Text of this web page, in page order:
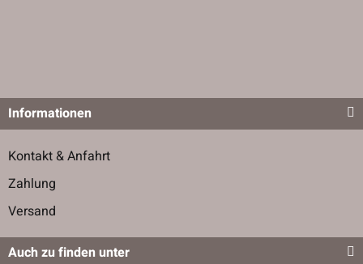
Informationen
Kontakt & Anfahrt
Zahlung
Versand
Auch zu finden unter